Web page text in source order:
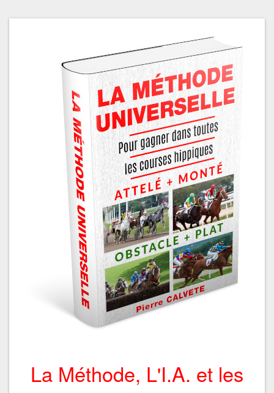
La Méthode, L'I.A. et les